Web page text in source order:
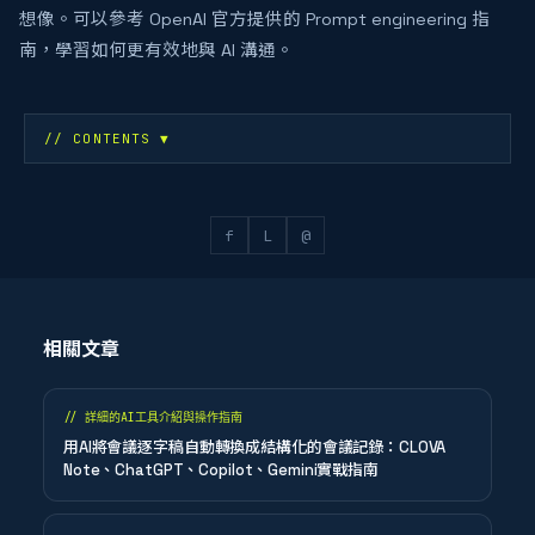
想像。可以參考 OpenAI 官方提供的 Prompt engineering 指
南，學習如何更有效地與 AI 溝通。
// CONTENTS▼
f L @
相關文章
// 詳細的AI工具介紹與操作指南
用AI將會議逐字稿自動轉換成結構化的會議記錄：CLOVA
Note、ChatGPT、Copilot、Gemini實戰指南